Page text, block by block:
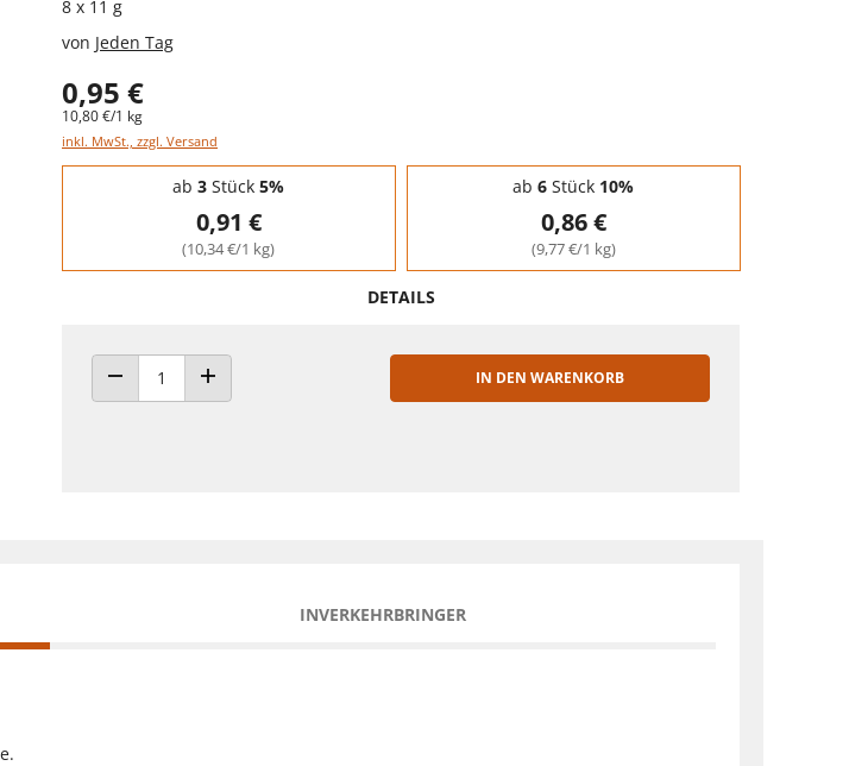
8 x 11 g
von Jeden Tag
0,95 €
10,80 €/1 kg
inkl. MwSt., zzgl. Versand
Staffelpreise - Mengenrabatt
ab 3 Stück 5%
0,91 €
(10,34 €/1 kg)
ab 6 Stück 10%
0,86 €
(9,77 €/1 kg)
DETAILS
ANZAHL VERRINGERNANZAHL ERHÖHEN
IN DEN WARENKORB
INVERKEHRBRINGER